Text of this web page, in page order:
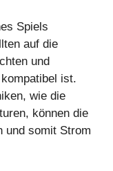
Spiels
auf die
und
ist.
wie die
können die
und somit Strom